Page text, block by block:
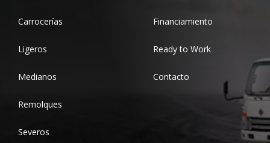
Carrocerías
Ligeros
Medianos
Remolques
Severos
Financiamiento
Ready to Work
Contacto